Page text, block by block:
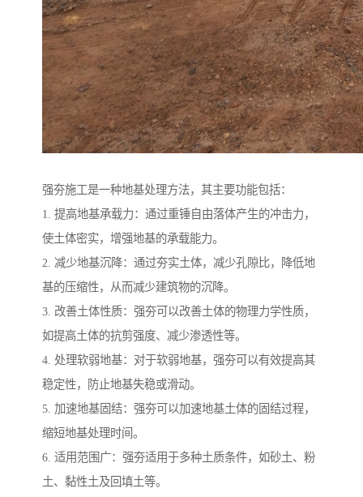
强夯施工是一种地基处理方法，其主要功能包括：
1. 提高地基承载力：通过重锤自由落体产生的冲击力，
使土体密实，增强地基的承载能力。
2. 减少地基沉降：通过夯实土体，减少孔隙比，降低地
基的压缩性，从而减少建筑物的沉降。
3. 改善土体性质：强夯可以改善土体的物理力学性质，
如提高土体的抗剪强度、减少渗透性等。
4. 处理软弱地基：对于软弱地基，强夯可以有效提高其
稳定性，防止地基失稳或滑动。
5. 加速地基固结：强夯可以加速地基土体的固结过程，
缩短地基处理时间。
6. 适用范围广：强夯适用于多种土质条件，如砂土、粉
土、黏性土及回填土等。